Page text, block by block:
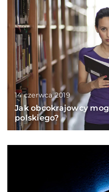
14 czerwca 2019
Jak obcokrajowcy
polskiego?